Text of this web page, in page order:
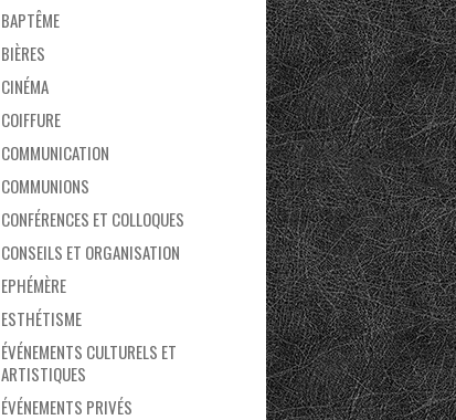
BAPTÊME
BIÈRES
CINÉMA
COIFFURE
COMMUNICATION
COMMUNIONS
CONFÉRENCES ET COLLOQUES
CONSEILS ET ORGANISATION
EPHÉMÈRE
ESTHÉTISME
ÉVÉNEMENTS CULTURELS ET
ARTISTIQUES
ÉVÉNEMENTS PRIVÉS